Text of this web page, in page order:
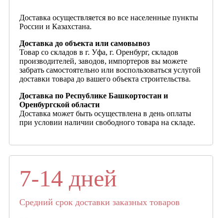
Доставка осуществляется во все населенные пункты
России и Казахстана.
Доставка до объекта или самовывоз
Товар со складов в г. Уфа, г. Оренбург, складов
производителей, заводов, импортеров вы можете
забрать самостоятельно или воспользоваться услугой
доставки товара до вашего объекта строительства.
Доставка по Республике Башкортостан и
Оренбургской области
Доставка может быть осуществлена в день оплаты
при условии наличии свободного товара на складе.
7-14 дней
Средний срок доставки заказных товаров